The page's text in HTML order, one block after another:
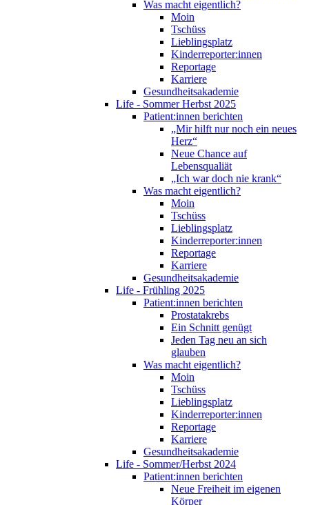
Was macht eigentlich?
Moin
Tschüss
Lieblingsplatz
Kinderreporter:innen
Reportage
Karriere
Gesundheitsakademie
Life - Sommer Herbst 2025
Patient:innen berichten
„Mir hilft nur noch ein neues
Herz“
Neue Chance auf
Lebensqualiät
„Ich war doch nie krank“
Was macht eigentlich?
Moin
Tschüss
Lieblingsplatz
Kinderreporter:innen
Reportage
Karriere
Gesundheitsakademie
Life - Frühling 2025
Patient:innen berichten
Prostatakrebs
Ein Schnitt genügt
Jeden Tag neu an sich
glauben
Was macht eigentlich?
Moin
Tschüss
Lieblingsplatz
Kinderreporter:innen
Reportage
Karriere
Gesundheitsakademie
Life - Sommer/Herbst 2024
Patient:innen berichten
Neue Freiheit im eigenen
Körper